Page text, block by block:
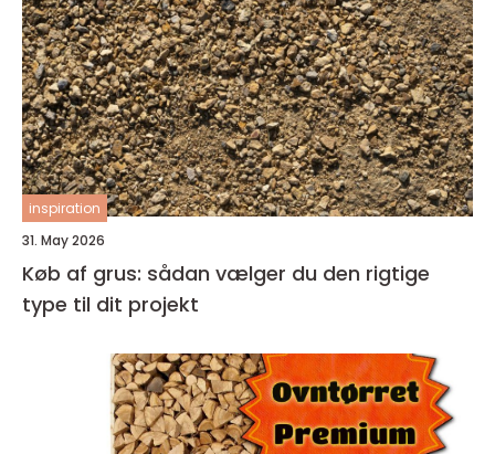
inspiration
31. May 2026
Køb af grus: sådan vælger du den rigtige
type til dit projekt